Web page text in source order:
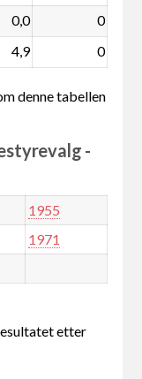
0,0 0
4,9 0
denne tabellen
-
1955
1971
etter